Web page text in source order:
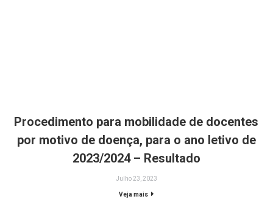
Procedimento para mobilidade de docentes
por motivo de doença, para o ano letivo de
2023/2024 – Resultado
Julho 23, 2023
Veja mais